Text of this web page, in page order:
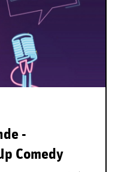
-
Comedy